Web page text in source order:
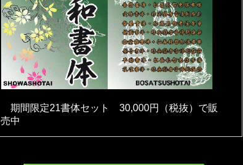
期間限定21書体セット 30,000円（税抜）で販
売中